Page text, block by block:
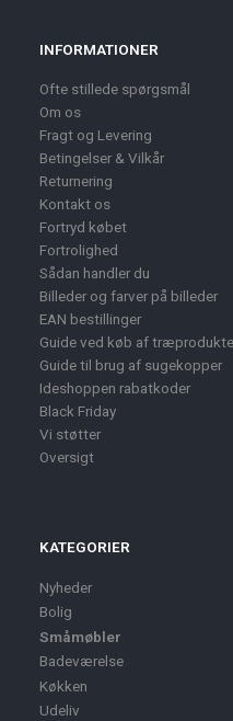
INFORMATIONER
Ofte stillede spørgsmål
Om os
Fragt og Levering
Betingelser & Vilkår
Returnering
Kontakt os
Fortryd købet
Fortrolighed
Sådan handler du
Billeder og farver på billeder
EAN bestillinger
Guide ved køb af
Guide til brug af sugekopper
Ideshoppen rabatkoder
Black Friday
Vi støtter
Oversigt
KATEGORIER
Nyheder
Bolig
Småmøbler
Badeværelse
Køkken
Udeliv